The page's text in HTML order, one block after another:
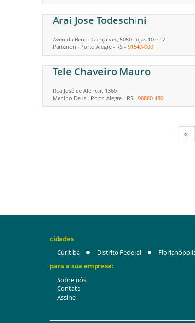
Arai Jose Todeschini
Avenida Bento Gonçalves, 5050 Lojas 10 e 17
Partenon - Porto Alegre - RS - 91540-000
Tele Chaveiro Mauro
Rua José de Alencar, 1360
Menino Deus - Porto Alegre - RS - 90880-480
cidades
Curitiba
Distrito Federal
para a sua empresa:
Sobre nós
Contato
Assine